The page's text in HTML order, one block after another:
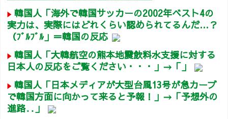
韓国人「海外で韓国サッカーの2002年ベスト4の
実力は、実際にはどれくらい認められてるんだ…？
（ﾌﾞﾙﾌﾞﾙ」＝韓国の反応
韓国人「大韓航空の熊本地震飲料水支援に対する
日本人の反応をご覧ください・・・」→「」
韓国人「日本メディアが大型台風13号が急カーブ
で韓国方面に向かって来ると予報！」→「予想外の
進路‥」